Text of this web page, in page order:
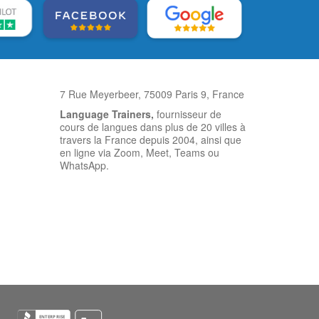
7 Rue Meyerbeer, 75009 Paris 9, France
Language Trainers, fournisseur de
cours de langues dans plus de 20 villes à
travers la France depuis 2004, ainsi que
en ligne via Zoom, Meet, Teams ou
WhatsApp.